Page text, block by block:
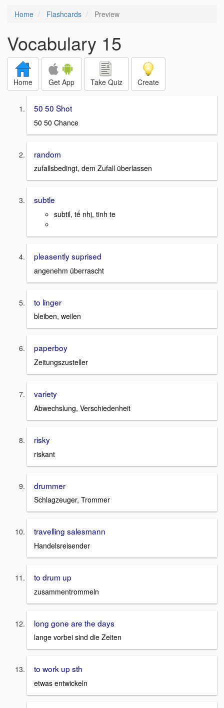
Home Flashcards Preview
Vocabulary 15
Home Get App Take Quiz Create
50 50 Shot
50 50 Chance
random
zufallsbedingt, dem Zufall überlassen
subtle
subtil, tế nhị, tinh te
pleasently suprised
angenehm überrascht
to linger
bleiben, weilen
paperboy
Zeitungszusteller
variety
Abwechslung, Verschiedenheit
risky
riskant
drummer
Schlagzeuger, Trommer
travelling salesmann
Handelsreisender
to drum up
zusammentrommeln
long gone are the days
lange vorbei sind die Zeiten
to work up sth
etwas entwickeln